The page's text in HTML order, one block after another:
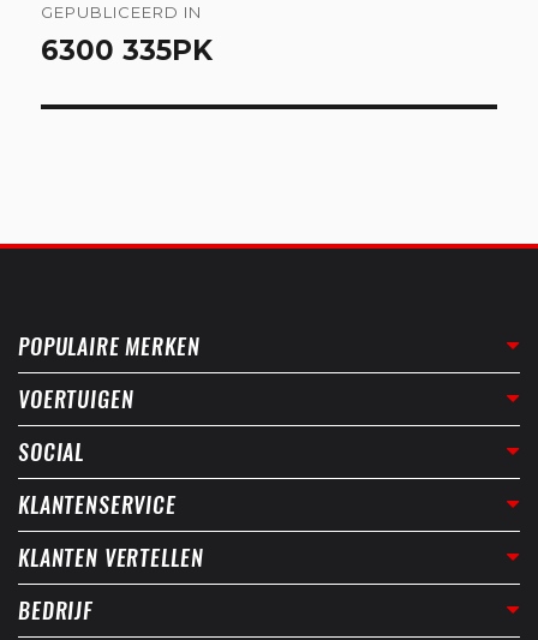
navigatie
GEPUBLICEERD IN
6300 335PK
POPULAIRE MERKEN
VOERTUIGEN
SOCIAL
KLANTENSERVICE
KLANTEN VERTELLEN
BEDRIJF